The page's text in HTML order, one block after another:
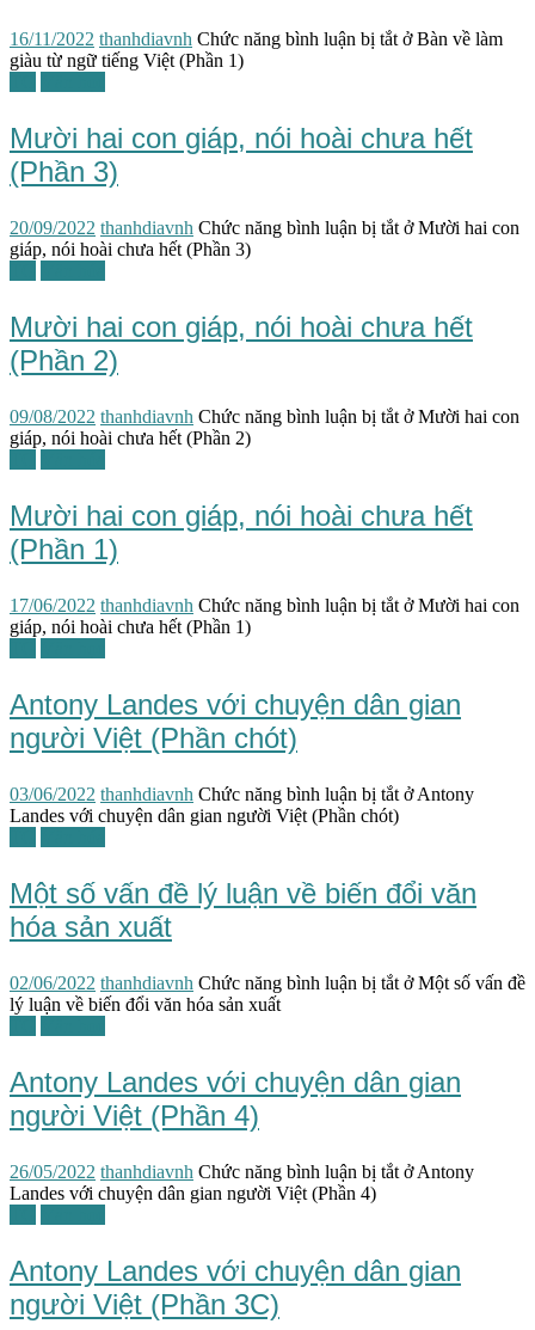
16/11/2022 thanhdiavnh Chức năng bình luận bị tắt ở Bàn về làm
giàu từ ngữ tiếng Việt (Phần 1)
Mười hai con giáp, nói hoài chưa hết
(Phần 3)
20/09/2022 thanhdiavnh Chức năng bình luận bị tắt ở Mười hai con
giáp, nói hoài chưa hết (Phần 3)
Mười hai con giáp, nói hoài chưa hết
(Phần 2)
09/08/2022 thanhdiavnh Chức năng bình luận bị tắt ở Mười hai con
giáp, nói hoài chưa hết (Phần 2)
Mười hai con giáp, nói hoài chưa hết
(Phần 1)
17/06/2022 thanhdiavnh Chức năng bình luận bị tắt ở Mười hai con
giáp, nói hoài chưa hết (Phần 1)
Antony Landes với chuyện dân gian
người Việt (Phần chót)
03/06/2022 thanhdiavnh Chức năng bình luận bị tắt ở Antony
Landes với chuyện dân gian người Việt (Phần chót)
Một số vấn đề lý luận về biến đổi văn
hóa sản xuất
02/06/2022 thanhdiavnh Chức năng bình luận bị tắt ở Một số vấn đề
lý luận về biến đổi văn hóa sản xuất
Antony Landes với chuyện dân gian
người Việt (Phần 4)
26/05/2022 thanhdiavnh Chức năng bình luận bị tắt ở Antony
Landes với chuyện dân gian người Việt (Phần 4)
Antony Landes với chuyện dân gian
người Việt (Phần 3C)